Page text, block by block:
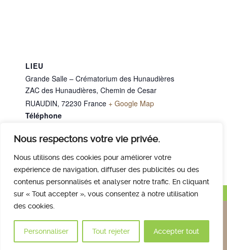
Nous respectons votre vie privée.
Nous utilisons des cookies pour améliorer votre
expérience de navigation, diffuser des publicités ou des
contenus personnalisés et analyser notre trafic. En cliquant
sur « Tout accepter », vous consentez à notre utilisation
des cookies.
Personnaliser Tout rejeter Accepter tout
LIEU
Grande Salle – Crématorium des Hunaudières
ZAC des Hunaudières, Chemin de Cesar
RUAUDIN, 72230 France + Google Map
Téléphone
M. MELANGER Claude M. TABESSE Claude
Haut de page
Nous contacter
Plan et accès
Mentions légales
© 2017 Crématorium des Hunaudières